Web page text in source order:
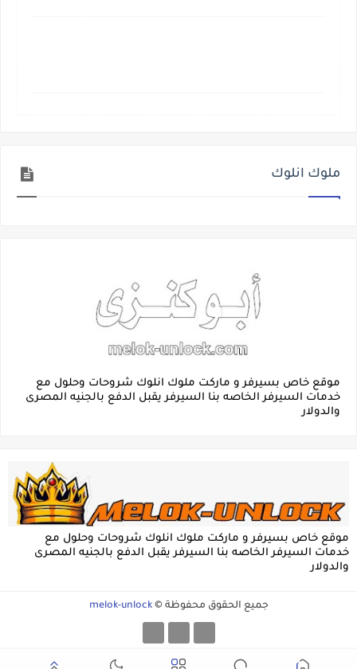
ملوك انلوك
موقع خاص بسيرفر و ماركت ملوك انلوك شروحات وحلول مع
خدمات السيرفر الخاصه بنا السيرفر يقبل الدفع بالجنيه المصرى
والدولار
موقع خاص بسيرفر و ماركت ملوك انلوك شروحات وحلول مع
خدمات السيرفر الخاصه بنا السيرفر يقبل الدفع بالجنيه المصرى
والدولار
جميع الحقوق محفوظة © melok-unlock